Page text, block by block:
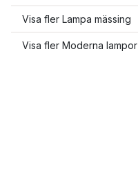
Visa fler Lampa mässing
Visa fler Moderna lampor